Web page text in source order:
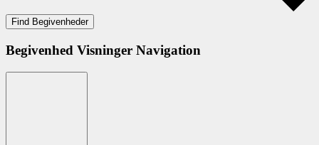
Find Begivenheder
Begivenhed Visninger Navigation